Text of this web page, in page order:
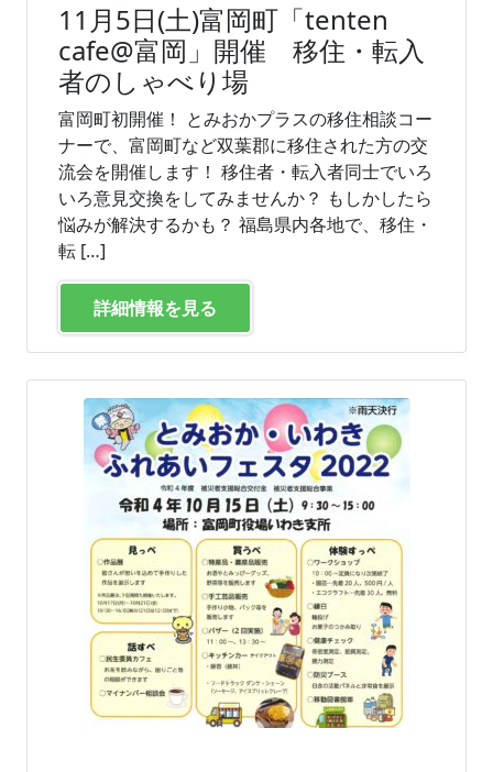
11月5日(土)富岡町「tenten
cafe@富岡」開催 移住・転入
者のしゃべり場
富岡町初開催！ とみおかプラスの移住相談コー
ナーで、富岡町など双葉郡に移住された方の交
流会を開催します！ 移住者・転入者同士でいろ
いろ意見交換をしてみませんか？ もしかしたら
悩みが解決するかも？ 福島県内各地で、移住・
転 […]
詳細情報を見る